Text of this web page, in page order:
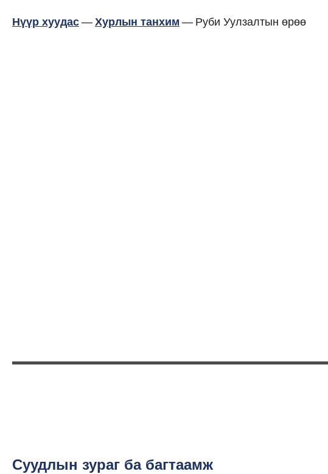
Нүүр хуудас — Хурлын танхим — Руби Уулзалтын өрөө
Суудлын зураг ба багтаамж